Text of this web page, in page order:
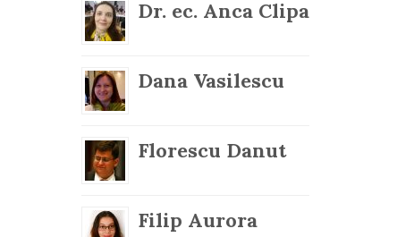
Dr. ec. Anca Clipa
Dana Vasilescu
Florescu Danut
Filip Aurora